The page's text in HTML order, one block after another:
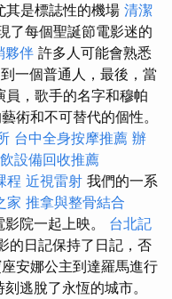
其是標誌性的機場 清潔
了每個聖誕節電影迷的
夥伴 許多人可能會熟悉
一個普通人，最後，當
，歌手的名字和穆帕
術和不可替代的個性。
台中全身按摩推薦 辦
設備回收推薦
程 近視雷射 我們的一系
家 推拿與整骨結合
院一起上映。 台北記
的日記保持了日記，否
安娜公主到達羅馬進行
逃脫了永恆的城市。